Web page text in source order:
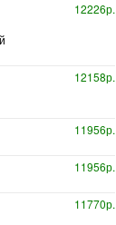
12226р.
12158р.
11956р.
11956р.
11770р.